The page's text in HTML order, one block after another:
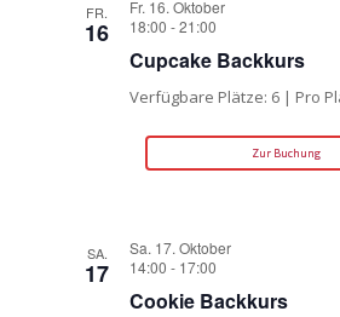
FR.
16
Fr. 16. Oktober
18:00 -21:00
Cupcake Backkurs
Verfügbare Plätze: 6 | Pro
Zur Buchung
SA.
17
Sa. 17. Oktober
14:00 - 17:00
Cookie Backkurs